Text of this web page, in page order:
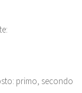
primo, secondo